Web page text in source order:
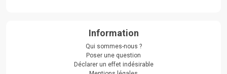
Information
Qui sommes-nous ?
Poser une question
Déclarer un effet indésirable